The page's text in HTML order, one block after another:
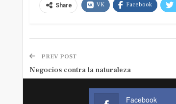
Share VK Facebook
PREV POST
Negocios contra la naturaleza
Facebook